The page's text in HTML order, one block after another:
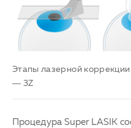
Этапы лазерной
— 3Z
Процедура Super LASIK